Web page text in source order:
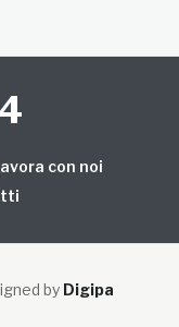
con noi
by Digipa